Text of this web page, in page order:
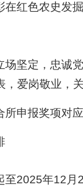
在红色农史发
场坚定，忠
，爱岗敬业，
所申报奖项对
至2025年12月